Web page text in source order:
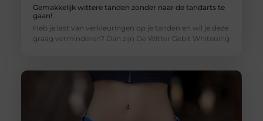
Gemakkelijk wittere tanden zonder naar de tandarts te
gaan!
Heb je last van verkleuringen op je tanden en wil je deze
graag verminderen? Dan zijn De Witter Gebit Whitening